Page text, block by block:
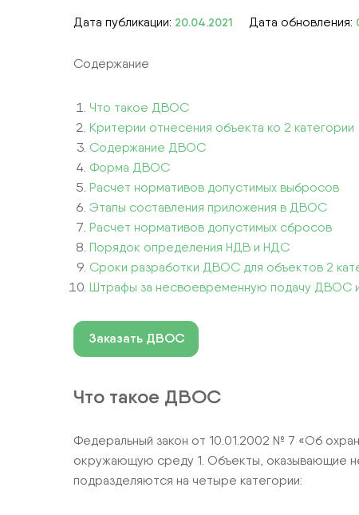
СТРОИТЕЛЬСТВО
Дата публикации: 20.04.2021 Дата обновления:
Содержание
Что такое ДВОС
Критерии отнесения объекта ко 2 категории
Содержание ДВОС
Форма ДВОС
Расчет нормативов допустимых выбросов
Этапы составления приложения в ДВОС
Расчет нормативов допустимых сбросов
Порядок определения НДВ и НДС
Сроки разработки ДВОС для объектов 2
Штрафы за несвоевременную подачу ДВОС
Заказать ДВОС
Что такое ДВОС
Федеральный закон от 10.01.2002 № 7 «Об
окружающую среду 1. Объекты, оказывающие
подразделяются на четыре категории: